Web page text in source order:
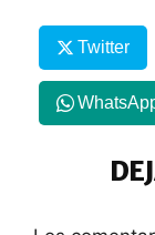
Twitter